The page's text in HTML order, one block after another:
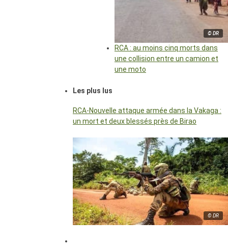
© DR
RCA : au moins cinq morts dans
une collision entre un camion et
une moto
Les plus lus
RCA-Nouvelle attaque armée dans la Vakaga :
un mort et deux blessés près de Birao
© DR